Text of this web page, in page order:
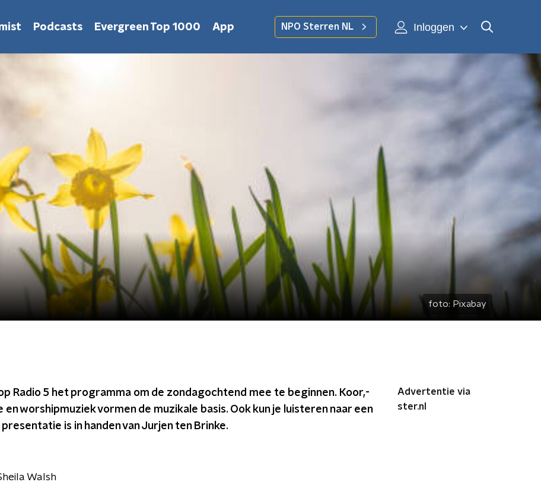
Podcasts Evergreen Top 1000 App NPO Sterren NL Inloggen
foto: Pixabay
Radio 5 het programma om de zondagochtend mee te beginnen. Koor,-
en worshipmuziek vormen de muzikale basis. Ook kun je luisteren naar een
is in handen van Jurjen ten Brinke.
Walsh
Advertentie via
ster.nl